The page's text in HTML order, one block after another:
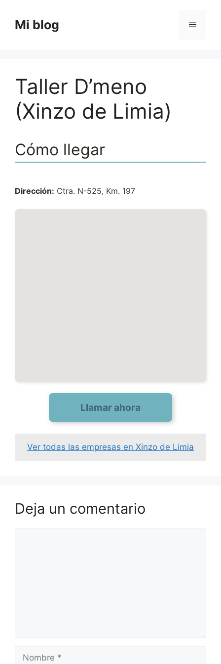
contenido
Mi blog Menú
Taller D’meno
(Xinzo de Limia)
Cómo llegar
Dirección: Ctra. N-525, Km. 197
Llamar ahora
Ver todas las empresas en Xinzo de Limia
Deja un comentario
Nombre